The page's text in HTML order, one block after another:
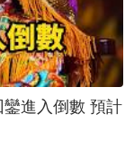
進入倒數 預計